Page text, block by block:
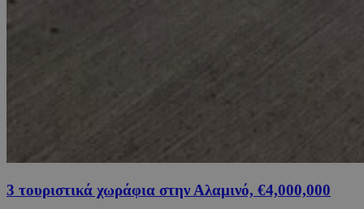
3 τουριστικά χωράφια στην Αλαμινό, €4,000,000